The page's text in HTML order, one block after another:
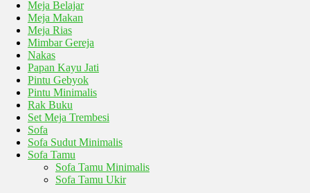
Meja Belajar
Meja Makan
Meja Rias
Mimbar Gereja
Nakas
Papan Kayu Jati
Pintu Gebyok
Pintu Minimalis
Rak Buku
Set Meja Trembesi
Sofa
Sofa Sudut Minimalis
Sofa Tamu
Sofa Tamu Minimalis
Sofa Tamu Ukir